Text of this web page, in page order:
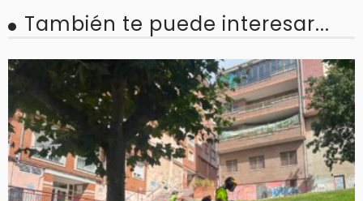
También te puede interesar...